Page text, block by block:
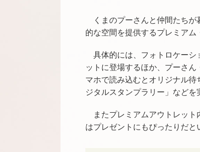
くまのプーさんと仲間たち
的な空間を提供するプレミアム
具体的には、フォトロケーシ
ットに登場するほか、プーさ
マホで読み込むとオリジナル
ジタルスタンプラリー」などを
またプレミアムアウトレッ
はプレゼントにもぴったりだと